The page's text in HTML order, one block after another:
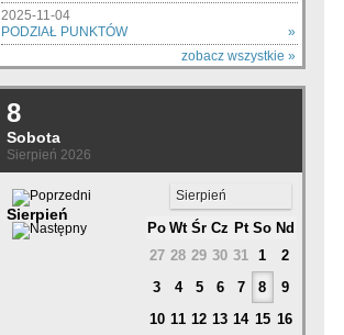
2025-11-04
PODZIAŁ PUNKTÓW
»
zobacz wszystkie »
8
Sobota
Sierpień 2026
Sierpień
Sierpień
Po Wt Śr Cz Pt So Nd
27 28 29 30 31 1
2
3
4 5 6 7 8
9
10 11 12 13 14 15 16